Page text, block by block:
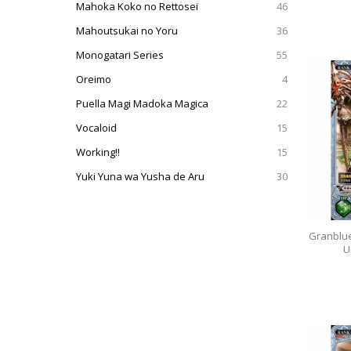
Mahoka Koko no Rettosei
46
Mahoutsukai no Yoru
36
Monogatari Series
55
Oreimo
4
Puella Magi Madoka Magica
22
Vocaloid
15
Working!!
15
Yuki Yuna wa Yusha de Aru
30